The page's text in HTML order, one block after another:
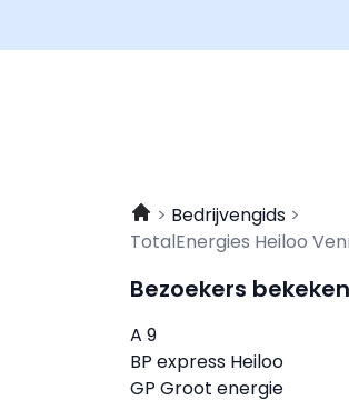
Bedrijvengids
TotalEnergies Heiloo
Bezoekers
A 9
BP express Heiloo
GP Groot energie